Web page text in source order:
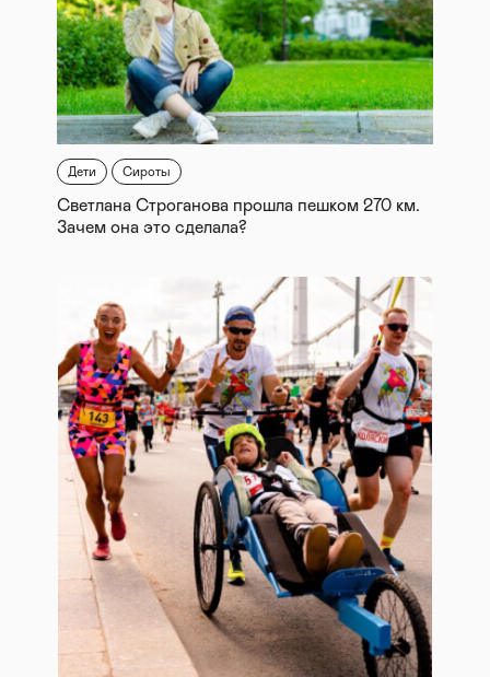
Дети Сироты
Светлана Строганова прошла пешком 270 км.
Зачем она это сделала?